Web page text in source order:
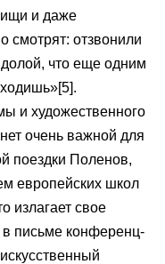
и даже
смотрят: отзвонили
что еще одним
и художественного
очень важной для
поездки Поленов,
европейских школ
излагает свое
письме конференц-